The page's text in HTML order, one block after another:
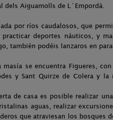
dels Aiguamolls de L´Empordà.
por ríos caudalosos, que
deportes náuticos, y
también podéis lanzaros en
se encuentra Figueres,
y Sant Quirze de Colera y
de casa es posible realizar
aguas, realizar
que atraviesan los bosques